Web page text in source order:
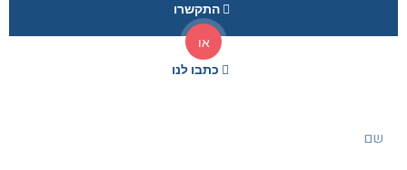
התקשרו
או
כתבו לנו